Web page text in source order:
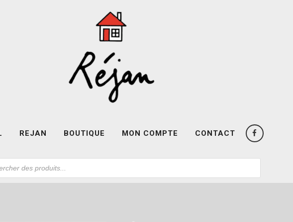
REJAN BOUTIQUE MON COMPTE CONTACT